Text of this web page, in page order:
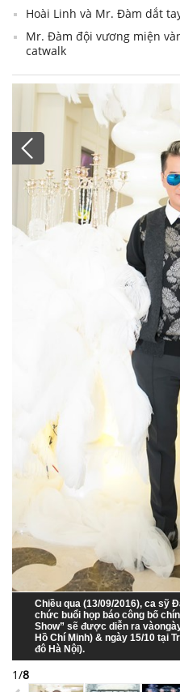
Hoài Linh và Mr. Đàm dắt
Mr. Đàm đội vương miện
catwalk
Chiều qua (13/09/2016), ca sỹ
chức buổi họp báo công bố
Show” sẽ được diễn ra
Hồ Chí Minh) & ngày 15/10 tại
đô Hà Nội).
1/8